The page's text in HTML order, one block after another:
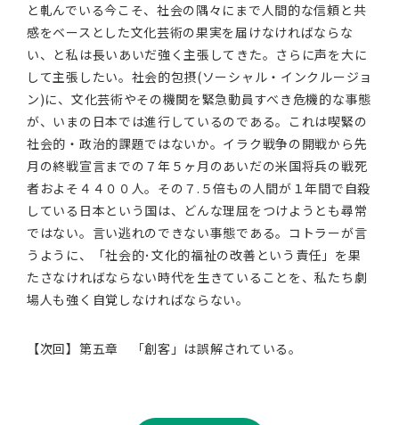
と軋んでいる今こそ、社会の隅々にまで人間的な信頼と共
感をベースとした文化芸術の果実を届けなければならな
い、と私は長いあいだ強く主張してきた。さらに声を大に
して主張したい。社会的包摂(ソーシャル・インクルージョ
ン)に、文化芸術やその機関を緊急動員すべき危機的な事態
が、いまの日本では進行しているのである。これは喫緊の
社会的・政治的課題ではないか。イラク戦争の開戦から先
月の終戦宣言までの７年５ヶ月のあいだの米国将兵の戦死
者およそ４４００人。その７.５倍もの人間が１年間で自殺
している日本という国は、どんな理屈をつけようとも尋常
ではない。言い逃れのできない事態である。コトラーが言
うように、「社会的･文化的福祉の改善という責任」を果
たさなければならない時代を生きていることを、私たち劇
場人も強く自覚しなければならない。
【次回】第五章 「創客」は誤解されている。